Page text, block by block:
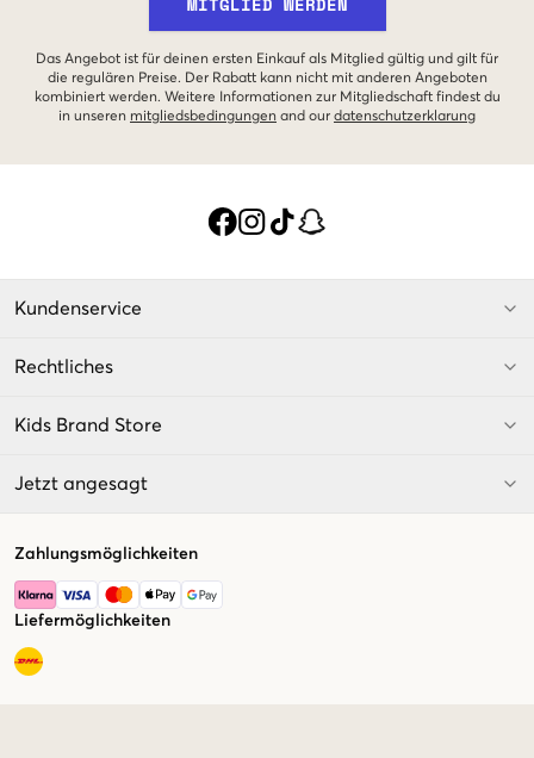
Das Angebot ist für deinen ersten Einkauf als Mitglied gültig und gilt für
die regulären Preise. Der Rabatt kann nicht mit anderen Angeboten
kombiniert werden. Weitere Informationen zur Mitgliedschaft findest du
in unseren mitgliedsbedingungen and our datenschutzerklarung
Kundenservice
Rechtliches
Kids Brand Store
Jetzt angesagt
Zahlungsmöglichkeiten
Liefermöglichkeiten